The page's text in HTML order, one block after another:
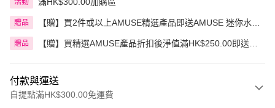
活動
贈品
【贈】買2件或以上AMUSE精選產品即送AMUSE 迷你水漾
贈品
【贈】買精選AMUSE產品折扣後淨值滿HK$250.00即送
付款與運送
自提點滿HK$300.00免運費